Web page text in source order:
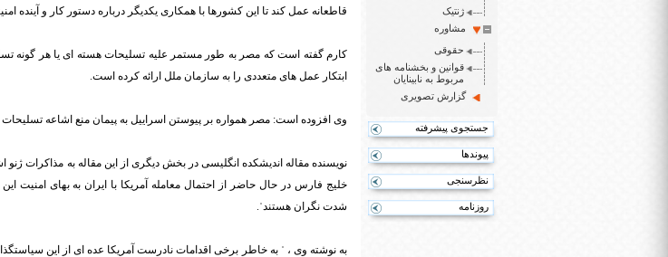
ژنتیک
مشاوره
حقوقی
قوانین و بخشنامه های
مربوط به نابینایان
گزارش تصویری
جستجوی پیشرفته
پیوندها
نظرسنجی
روزنامه
قاطعانه عمل کند تا این کشورها با همکاری یکدیگر درباره دستور کار و آینده
کارم گفته است که مصر به طور مستمر علیه تسلیحات هسته ای یا هر گونه
ابتکار عمل های متعددی را به سازمان ملل ارائه کرده است.
وی افزوده است: مصر همواره بر پیوستن اسراییل به پیمان منع اشاعه
نویسنده مقاله اندیشکده انگلیسی در بخش دیگری از این مقاله به مذاکرات
خلیج فارس در حال حاضر از احتمال معامله آمریکا با ایران به بهای امنیت
شدت نگران هستندˈ.
به نوشته وی ، ˈ به خاطر برخی اقدامات نادرست آمریکا عده ای از این